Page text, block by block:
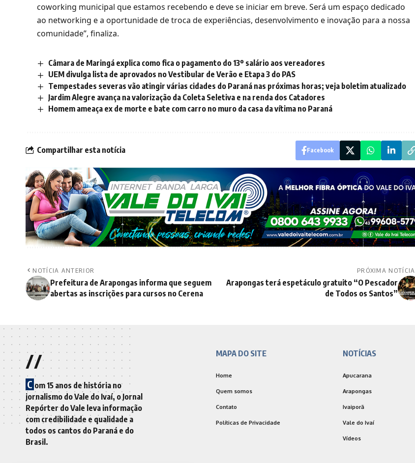
coworking municipal que estamos recebendo e deve se iniciar em breve. Será um espaço dedicado
ao networking e a oportunidade de troca de experiências, desenvolvimento e inovação para a nossa
comunidade”, finaliza.
Câmara de Maringá explica como fica o pagamento do 13º salário aos vereadores
UEM divulga lista de aprovados no Vestibular de Verão e Etapa 3 do PAS
Tempestades severas vão atingir várias cidades do Paraná nas próximas horas; veja boletim atualizado
Jardim Alegre avança na valorização da Coleta Seletiva e na renda dos Catadores
Homem ameaça ex de morte e bate com carro no muro da casa da vítima no Paraná
Compartilhar esta notícia Facebook
NOTÍCIA ANTERIOR
Prefeitura de Arapongas informa que seguem
abertas as inscrições para cursos no Cerena
PRÓXIMA NOTÍCIA
Arapongas terá espetáculo gratuito “O Pescador
de Todos os Santos”
//
C om 15 anos de história no
jornalismo do Vale do Ivaí, o Jornal
Repórter do Vale leva informação
com credibilidade e qualidade a
todos os cantos do Paraná e do
Brasil.
MAPA DO SITE
Home
Quem somos
Contato
Políticas de Privacidade
NOTÍCIAS
Apucarana
Arapongas
Ivaiporã
Vale do Ivaí
Vídeos